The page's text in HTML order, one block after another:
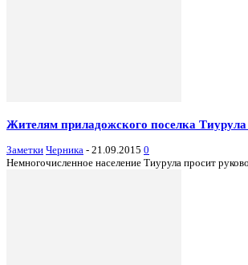
Жителям приладожского поселка
Заметки Черника - 21.09.2015 0
Немногочисленное население Тиурула просит